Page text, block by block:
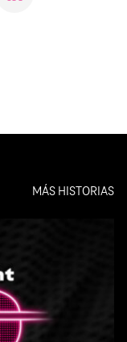
MÁS HISTORIAS